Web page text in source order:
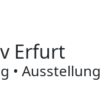
Erfurt
• Ausstellung